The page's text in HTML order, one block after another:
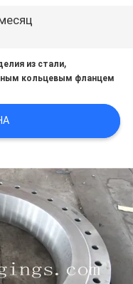
из стали,
кольцевым фланцем